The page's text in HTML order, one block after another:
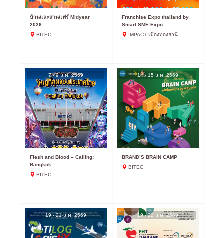
บ้านและสวนแฟร์ Midyear
2026
BITEC
Franchise Expo thailand by
Smart SME Expo
IMPACT เมืองทองธานี
7 - 9 ส.ค. 2569
Flesh and Blood – Calling:
Bangkok
BITEC
14 - 15 ส.ค. 2569
BRAND’S BRAIN CAMP
BITEC
19 - 21 ส.ค. 2569 19 - 22 ส.ค. 2569